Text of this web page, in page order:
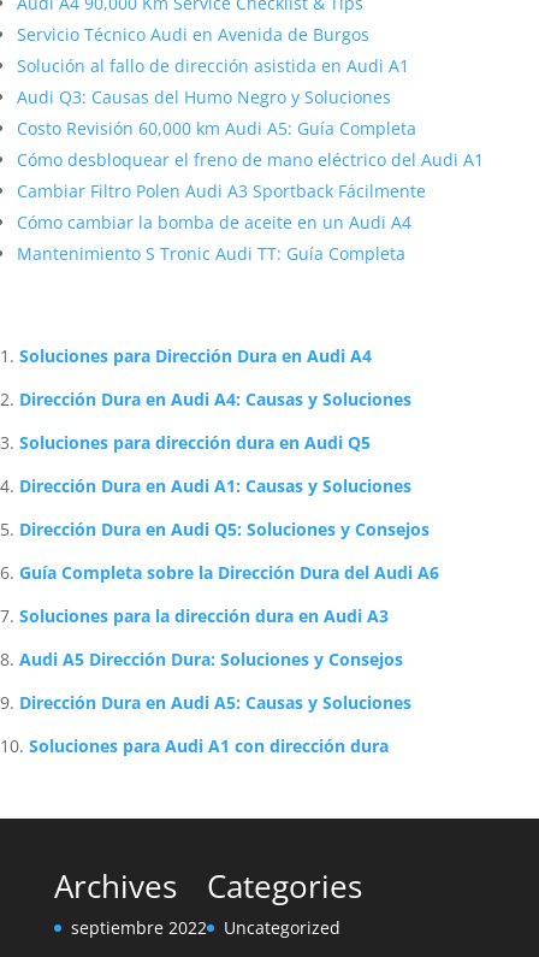
Servicio Técnico Audi en Avenida de Burgos
Solución al fallo de dirección asistida en Audi A1
Audi Q3: Causas del Humo Negro y Soluciones
Costo Revisión 60,000 km Audi A5: Guía Completa
Cómo desbloquear el freno de mano eléctrico del Audi A1
Cambiar Filtro Polen Audi A3 Sportback Fácilmente
Cómo cambiar la bomba de aceite en un Audi A4
Mantenimiento S Tronic Audi TT: Guía Completa
Soluciones para Dirección Dura en Audi A4
Dirección Dura en Audi A4: Causas y Soluciones
Soluciones para dirección dura en Audi Q5
Dirección Dura en Audi A1: Causas y Soluciones
Dirección Dura en Audi Q5: Soluciones y Consejos
Guía Completa sobre la Dirección Dura del Audi A6
Soluciones para la dirección dura en Audi A3
Audi A5 Dirección Dura: Soluciones y Consejos
Dirección Dura en Audi A5: Causas y Soluciones
Soluciones para Audi A1 con dirección dura
Archives
septiembre 2022
Categories
Uncategorized